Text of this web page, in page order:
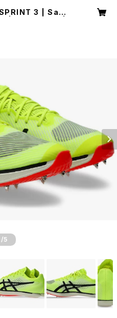
3 | Safe
/5